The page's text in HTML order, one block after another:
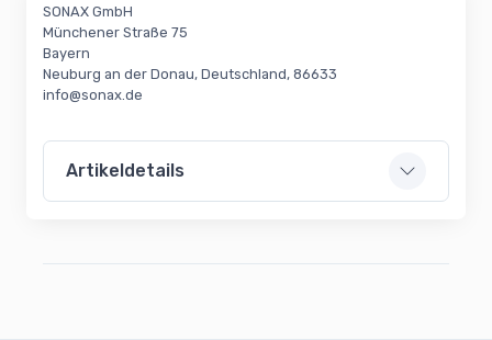
SONAX GmbH
Münchener Straße 75
Bayern
Neuburg an der Donau, Deutschland, 86633
info@sonax.de
Artikeldetails